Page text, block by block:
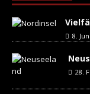
8.
28.